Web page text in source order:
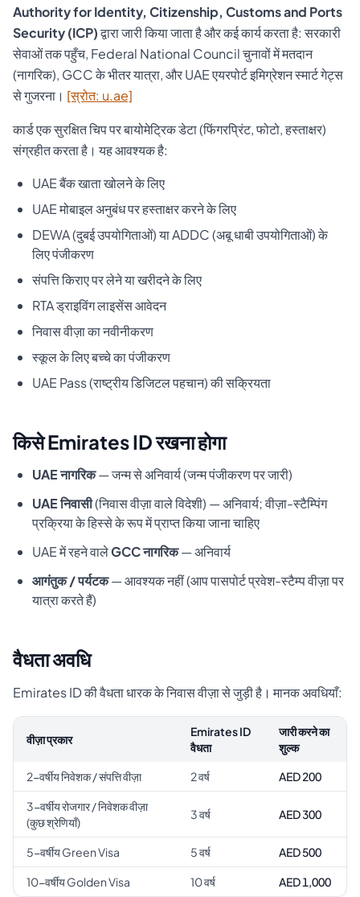
Authority for Identity, Citizenship, Customs and Ports
Security (ICP)द्वारा जारी किया जाता है और कई कार्य करता है: सरकारी
सेवाओं तक पहुँच, Federal National Council चुनावों में मतदान
(नागरिक), GCC के भीतर यात्रा, और UAE एयरपोर्ट इमिग्रेशन स्मार्ट गेट्स
से गुजरना। [स्रोत: u.ae]
कार्ड एक सुरक्षित चिप पर बायोमेट्रिक डेटा (फिंगरप्रिंट, फोटो, हस्ताक्षर)
संग्रहीत करता है। यह आवश्यक है:
UAE बैंक खाता खोलने के लिए
UAE मोबाइल अनुबंध पर हस्ताक्षर करने के लिए
DEWA (दुबई उपयोगिताओं) या ADDC (अबू धाबी उपयोगिताओं) के
लिए पंजीकरण
संपत्ति किराए पर लेने या खरीदने के लिए
RTA ड्राइविंग लाइसेंस आवेदन
निवास वीज़ा का नवीनीकरण
स्कूल के लिए बच्चे का पंजीकरण
UAE Pass (राष्ट्रीय डिजिटल पहचान) की सक्रियता
किसे Emirates ID रखना होगा
UAE नागरिक— जन्म से अनिवार्य (जन्म पंजीकरण पर जारी)
UAE निवासी(निवास वीज़ा वाले विदेशी) — अनिवार्य; वीज़ा-स्टैम्पिंग
प्रक्रिया के हिस्से के रूप में प्राप्त किया जाना चाहिए
UAE में रहने वालेGCC नागरिक— अनिवार्य
आगंतुक / पर्यटक— आवश्यक नहीं (आप पासपोर्ट प्रवेश-स्टैम्प वीज़ा पर
यात्रा करते हैं)
वैधता अवधि
Emirates ID की वैधता धारक के निवास वीज़ा से जुड़ी है। मानक अवधियाँ:
वीज़ा प्रकार
Emirates ID
वैधता
जारी करने का
शुल्क
2-वर्षीय निवेशक / संपत्ति वीज़ा
2 वर्ष AED 200
3-वर्षीय रोजगार / निवेशक वीज़ा
(कुछ श्रेणियाँ)
3 वर्ष AED 300
5-वर्षीय Green Visa 5 वर्ष AED 500
10-वर्षीय Golden Visa 10 वर्ष AED 1,000